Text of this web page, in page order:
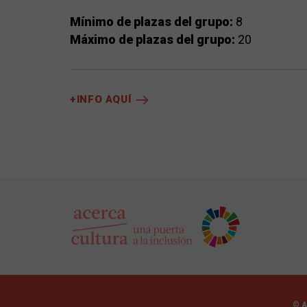
Mínimo de plazas del grupo: 8
Máximo de plazas del grupo: 20
+INFO AQUÍ
©